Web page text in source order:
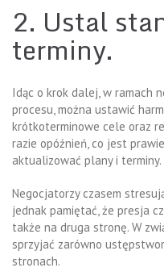
2. Ustal
terminy.
Idąc o krok dalej, w ramach
procesu, można ustawić
krótkoterminowe cele oraz
razie opóźnień, co jest
aktualizować plany i terminy.
Negocjatorzy czasem
jednak pamiętać, że presja
także na druga stronę. W
sprzyjać zarówno
stronach.